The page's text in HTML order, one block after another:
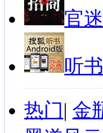
官
听
热门| 金